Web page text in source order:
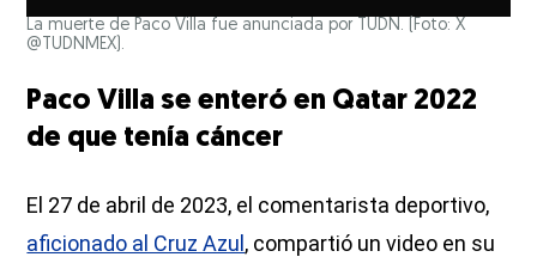
La muerte de Paco Villa fue anunciada por TUDN. (Foto: X
@TUDNMEX).
Paco Villa se enteró en Qatar 2022
de que tenía cáncer
El 27 de abril de 2023, el comentarista deportivo,
aficionado al Cruz Azul, compartió un video en su